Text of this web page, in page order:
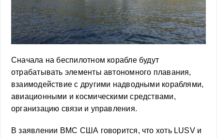
Cначала на беспилотном корабле будут
отрабатывать элементы автономного плавания,
взаимодействие с другими надводными кораблями,
авиационными и космическими средствами,
организацию связи и управления.
В заявлении ВМС США говорится, что хоть LUSV и